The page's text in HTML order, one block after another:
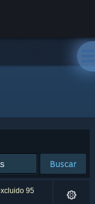
Buscar
95